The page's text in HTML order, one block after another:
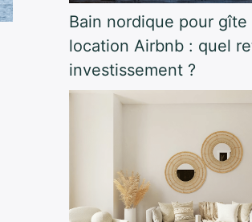
Bain nordique pour gîte
location Airbnb : quel
investissement ?